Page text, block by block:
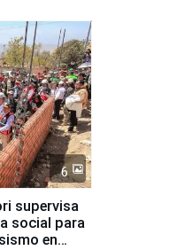
6
supervisa
social para
en